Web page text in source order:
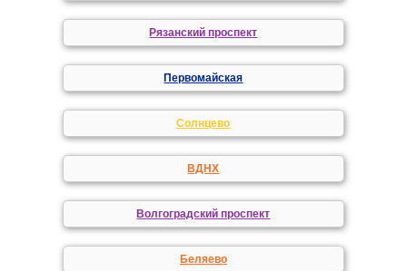
Рязанский проспект
Первомайская
Солнцево
ВДНХ
Волгоградский проспект
Беляево